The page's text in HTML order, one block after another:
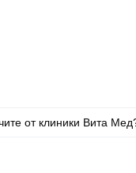
от клиники Вита